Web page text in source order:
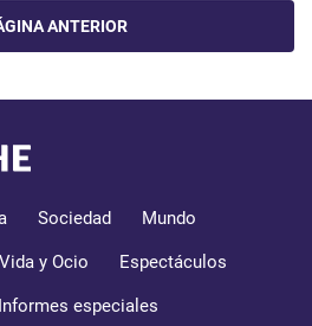
ANTERIOR
Sociedad Mundo
Vida y Ocio Espectáculos
Informes especiales